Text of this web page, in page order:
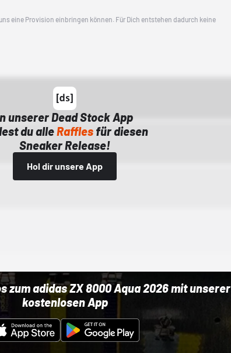
eine Provision einbringen können. Für Dich entstehen dadurch keine
unserer Dead Stock App
du alleRaffles für diesen
Sneaker Release!
Hol dir unsere App
zum adidas ZX 8000 Aqua 2026 mit unserer
kostenlosen App